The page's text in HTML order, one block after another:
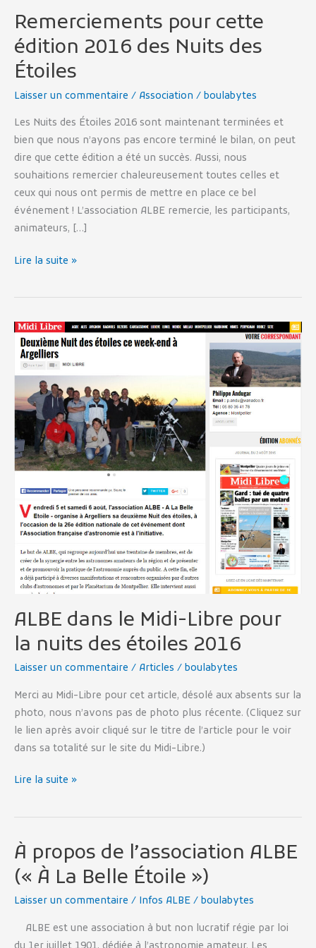
Remerciements pour cette
édition 2016 des Nuits des
Étoiles
Laisser un commentaire / Association / boulabytes
Les Nuits des Étoiles 2016 sont maintenant terminées et
bien que nous n’ayons pas encore terminé le bilan, on peut
dire que cette édition a été un succès. Aussi, nous
souhaitions remercier chaleureusement toutes celles et
ceux qui nous ont permis de mettre en place ce bel
événement ! L’association ALBE remercie, les participants,
animateurs, […]
Lire la suite »
ALBE dans le Midi-Libre pour
la nuits des étoiles 2016
Laisser un commentaire / Articles / boulabytes
Merci au Midi-Libre pour cet article, désolé aux absents sur la
photo, nous n’avons pas de photo plus récente. (Cliquez sur
le lien après avoir cliqué sur le titre de l’article pour le voir
dans sa totalité sur le site du Midi-Libre.)
ALBE
dans
Libre
pour
la
nuits
des
étoiles
2016
Lire la suite »
À propos de l’association ALBE
(« À La Belle Étoile »)
Laisser un commentaire / Infos ALBE / boulabytes
ALBE est une association à but non lucratif régie par loi
À
propos
de
l’association